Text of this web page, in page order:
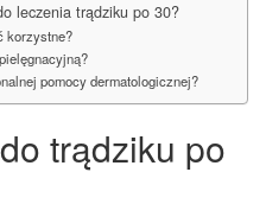
leczenia trądziku po 30?
korzystne?
pomocy dermatologicznej?
trądziku po